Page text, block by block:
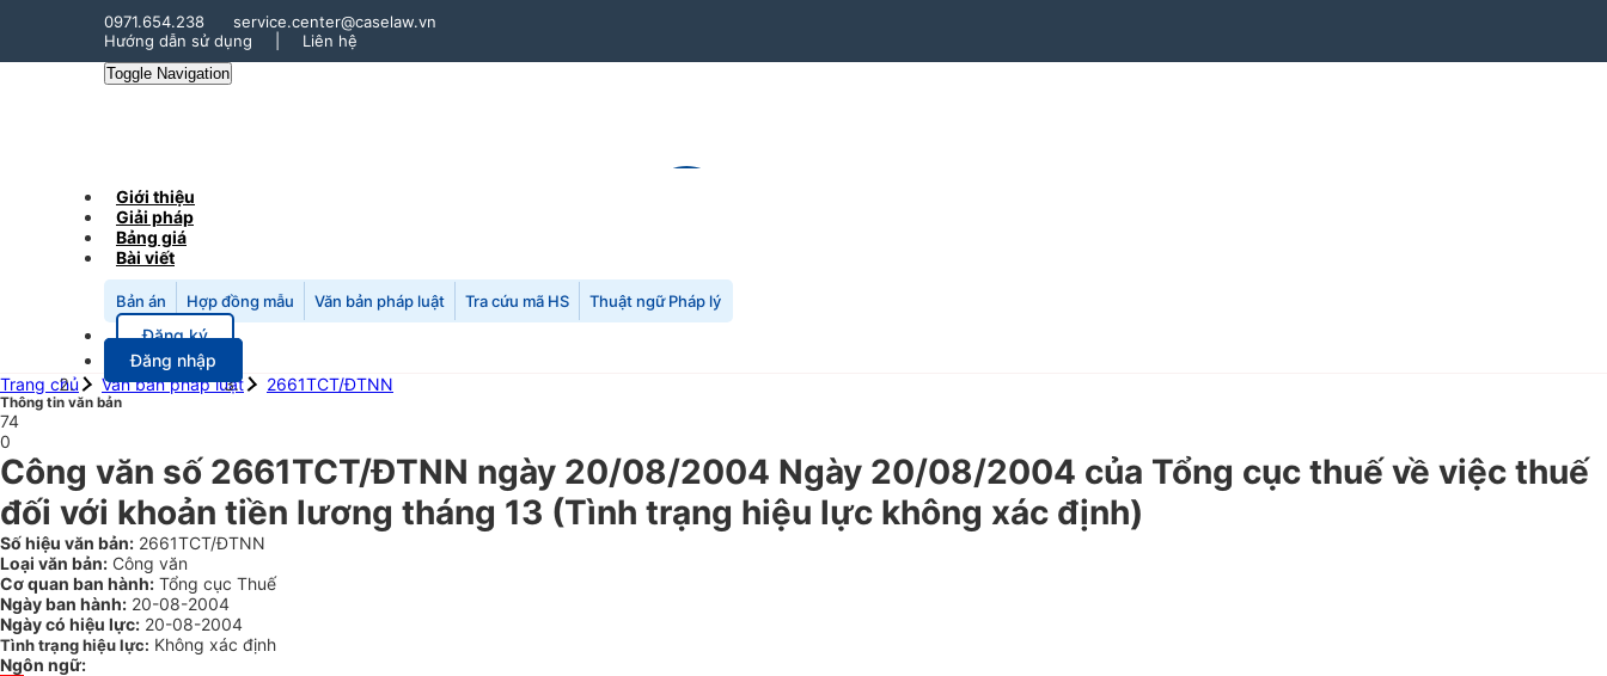
0971.654.238
service.center@caselaw.vn
Hướng dẫn sử dụng
Liên hệ
Toggle Navigation
Giới thiệu
Giải pháp
Bảng giá
Bài viết
Bản án Hợp đồng mẫu Văn bản pháp luật Tra cứu mã HS Thuật ngữ Pháp lý
Đăng ký
Đăng nhập
Trang chủ
Văn bản pháp luật 2661TCT/ĐTNN
Thông tin văn bản
74
0
Công văn số 2661TCT/ĐTNN ngày 20/08/2004 Ngày 20/08/2004 của Tổng cục thuế về việc thuế
đối với khoản tiền lương tháng 13 (Tình trạng hiệu lực không xác định)
Số hiệu văn bản: 2661TCT/ĐTNN
Loại văn bản: Công văn
Cơ quan ban hành: Tổng cục Thuế
Ngày ban hành: 20-08-2004
Ngày có hiệu lực: 20-08-2004
Tình trạng hiệu lực: Không xác định
Ngôn ngữ: